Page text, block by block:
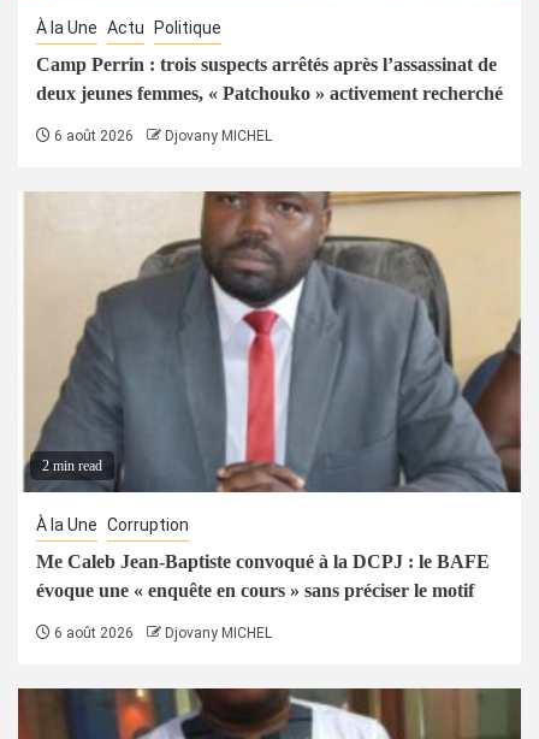
À la Une Actu Politique
Camp Perrin : trois suspects arrêtés après l’assassinat de
deux jeunes femmes, « Patchouko » activement recherché
6 août 2026 Djovany MICHEL
2 min read
À la Une Corruption
Me Caleb Jean-Baptiste convoqué à la DCPJ : le BAFE
évoque une « enquête en cours » sans préciser le motif
6 août 2026 Djovany MICHEL